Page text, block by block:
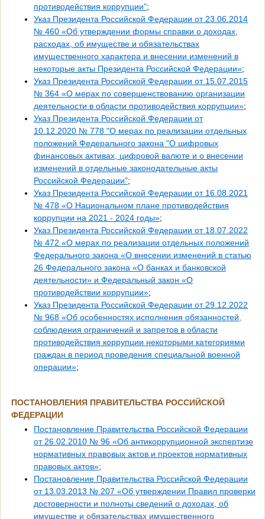
противодействия коррупции";
Указ Президента Российской Федерации от 23.06.2014
№ 460 «Об утверждении формы справки о доходах,
расходах, об имуществе и обязательствах
имущественного характера и внесении изменений в
некоторые акты Президента Российской Федерации»;
Указ Президента Российской Федерации от 15.07.2015
№ 364 «О мерах по совершенствованию организации
деятельности в области противодействия коррупции»;
Указ Президента Российской Федерации от
10.12.2020 № 778 "О мерах по реализации отдельных
положений Федерального закона "О цифровых
финансовых активах, цифровой валюте и о внесении
изменений в отдельные законодательные акты
Российской Федерации";
Указ Президента Российской Федерации от 16.08.2021
№ 478 «О Национальном плане противодействия
коррупции на 2021 - 2024 годы»;
Указ Президента Российской Федерации от 18.07.2022
№ 472 «О мерах по реализации отдельных положений
Федерального закона «О внесении изменений в статью
26 Федерального закона «О банках и банковской
деятельности» и Федеральный закон «О
противодействии коррупции»;
Указ Президента Российской Федерации от 29.12.2022
№ 968 «Об особенностях исполнения обязанностей,
соблюдения ограничений и запретов в области
противодействия коррупции некоторыми категориями
граждан в период проведения специальной военной
операции»;
ПОСТАНОВЛЕНИЯ ПРАВИТЕЛЬСТВА РОССИЙСКОЙ
ФЕДЕРАЦИИ
Постановление Правительства Российской Федерации
от 26.02.2010 № 96 «Об антикоррупционной экспертизе
нормативных правовых актов и проектов нормативных
правовых актов»;
Постановление Правительства Российской Федерации
от 13.03.2013 № 207 «Об утверждении Правил проверки
достоверности и полноты сведений о доходах, об
имуществе и обязательствах имущественного